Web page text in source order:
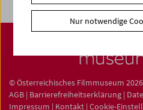
© Österreichisches Filmmuseum 2026
AGB | Barrierefreiheitserklärung |
Impressum | Kontakt | Cookie-
Nur notwendige